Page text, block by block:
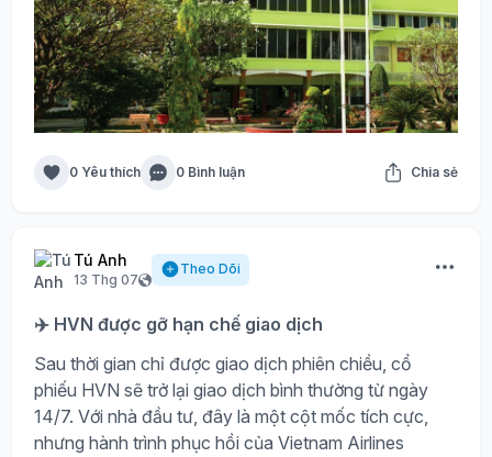
0 Yêu thích 0 Bình luận Chia sẻ
Tú Anh
13 Thg 07
Theo Dõi
✈️ HVN được gỡ hạn chế giao dịch
Sau thời gian chỉ được giao dịch phiên chiều, cổ
phiếu HVN sẽ trở lại giao dịch bình thường từ ngày
14/7. Với nhà đầu tư, đây là một cột mốc tích cực,
nhưng hành trình phục hồi của Vietnam Airlines